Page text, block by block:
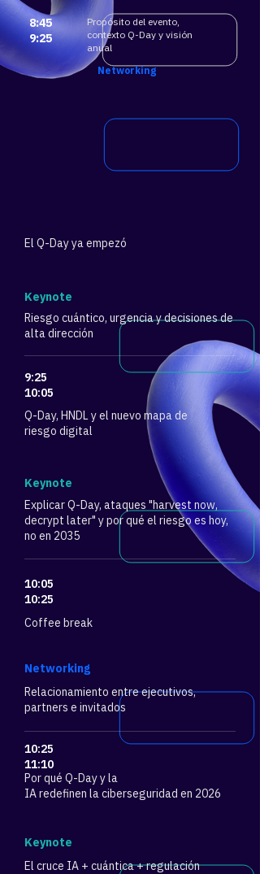
8:45
9:25
Propósito del evento,
contexto Q-Day y visión
anual
​Networking
El Q-Day ya empezó
​Keynote
Riesgo cuántico, urgencia y decisiones de
alta dirección
9:25
10:05
Q-Day, HNDL y el nuevo mapa de
riesgo digital
​Keynote
Explicar Q-Day, ataques "harvest now,
decrypt later" y por qué el riesgo es hoy,
no en 2035
10:05
10:25
Coffee break
​Networking
Relacionamiento entre ejecutivos,
partners e invitados
10:25
11:10
Por qué Q-Day y la
IA redefinen la ciberseguridad en 2026
​Keynote
El cruce IA + cuántica + regulación